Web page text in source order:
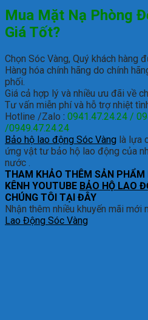
Mua Mặt Nạ Phòng
Giá Tốt?
Chọn Sóc Vàng, Quý khách hàng
Hàng hóa chính hãng do chính
phối.
Giá cả hợp lý và nhiều ưu đãi về
Tư vấn miễn phí và hỗ trợ nhiệt
Hotline /Zalo : 0941.47.24.24 /
/0949.47.24.24
Bảo hộ lao động Sóc Vàng là lựa
ứng vật tư bảo hộ lao động của
nước .
THAM KHẢO THÊM SẢN PHẨM
KÊNH YOUTUBE BẢO HỘ LAO
CHÚNG TÔI TẠI ĐÂY
Nhận thêm nhiều khuyến mãi mới
Lao Động Sóc Vàng